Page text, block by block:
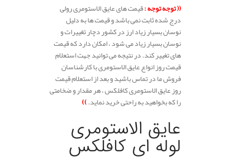
(( توجه توجه :قیمت های عایق الاستومری رولی
درج شده ثابت نمی باشد و قیمت ها به دلیل
نوسان بسیار زیاد ارز در کشور دچار تغییرات و
نوسان بسیار زیاد می شود ، امکان دارد که قیمت
های تغییر کند. در نتیجه می توانید جهت استعلام
قیمت روز انواع عایق الاستومری با کارشناسان
فروش ما در تماس باشید و بعد از استعلام قیمت
روز عایق الاستومری کافلکس ، هر مقدار و ضخامتی
را که بخواهید به راحتی خرید نماید.))
عایق الاستومری
لوله ای کافلکس